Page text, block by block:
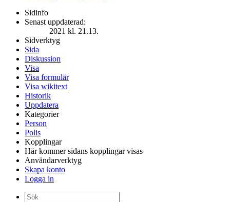
Sidinfo
Senast uppdaterad:
2021 kl. 21.13.
Sidverktyg
Sida
Diskussion
Visa
Visa formulär
Visa wikitext
Historik
Uppdatera
Kategorier
Person
Polis
Kopplingar
Här kommer sidans kopplingar visas
Användarverktyg
Skapa konto
Logga in